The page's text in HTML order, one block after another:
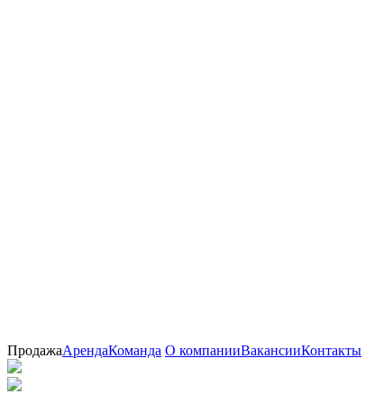
ПродажаАрендаКоманда О компанииВакансииКонтакты